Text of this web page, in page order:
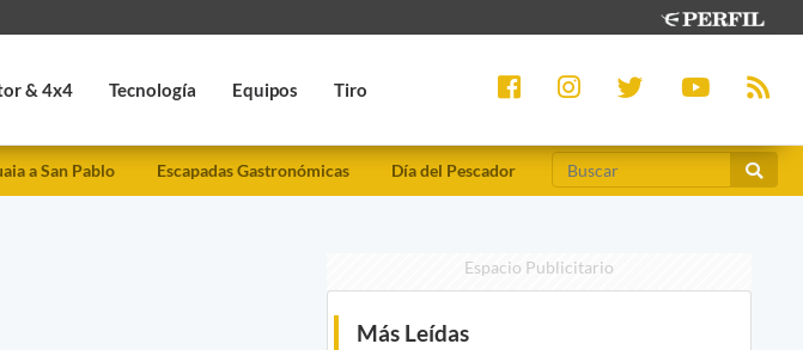
& 4x4 Tecnología Equipos Tiro
a San Pablo Escapadas Gastronómicas Día del Pescador
Espacio Publicitario
Más Leídas